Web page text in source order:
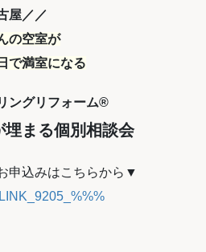
屋／／
の空室が
で満室になる
ングリフォーム®
埋まる個別相談会
申込みはこちらから▼